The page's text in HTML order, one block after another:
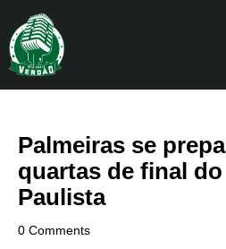
Palmeiras se
quartas de final
Paulista
0 Comments